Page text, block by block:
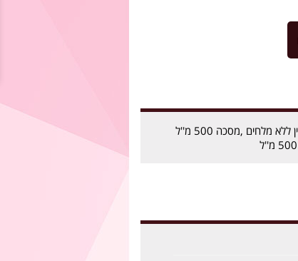
ערכת רביבל Revival קרטין ללא מלחים ,מסכה 500 מ''ל